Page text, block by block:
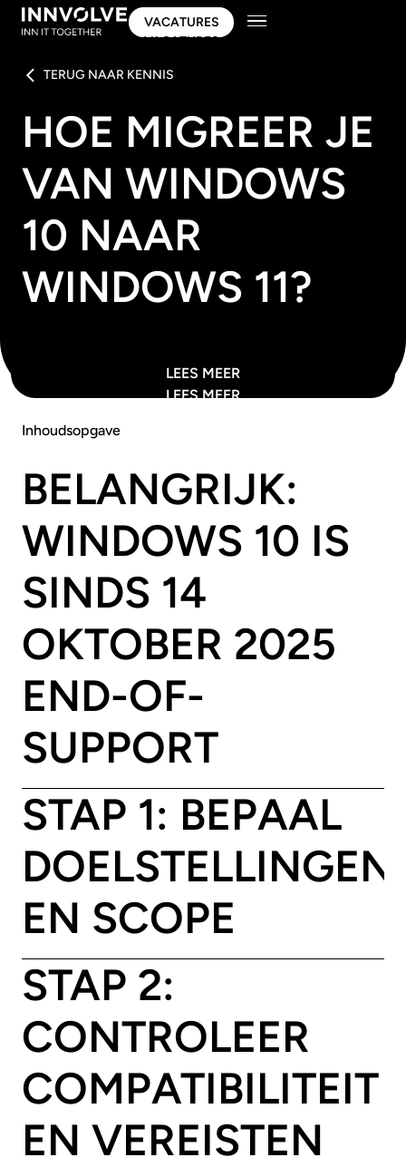
VACATURES
VACATURES
TERUG NAAR KENNIS
HOE MIGREER JE
VAN WINDOWS
10 NAAR
WINDOWS 11?
LEES MEER
LEES MEER
Inhoudsopgave
BELANGRIJK:
WINDOWS 10 IS
SINDS 14
OKTOBER 2025
END-OF-
SUPPORT
STAP 1: BEPAAL
DOELSTELLINGEN
EN SCOPE
STAP 2:
CONTROLEER
COMPATIBILITEIT
EN VEREISTEN